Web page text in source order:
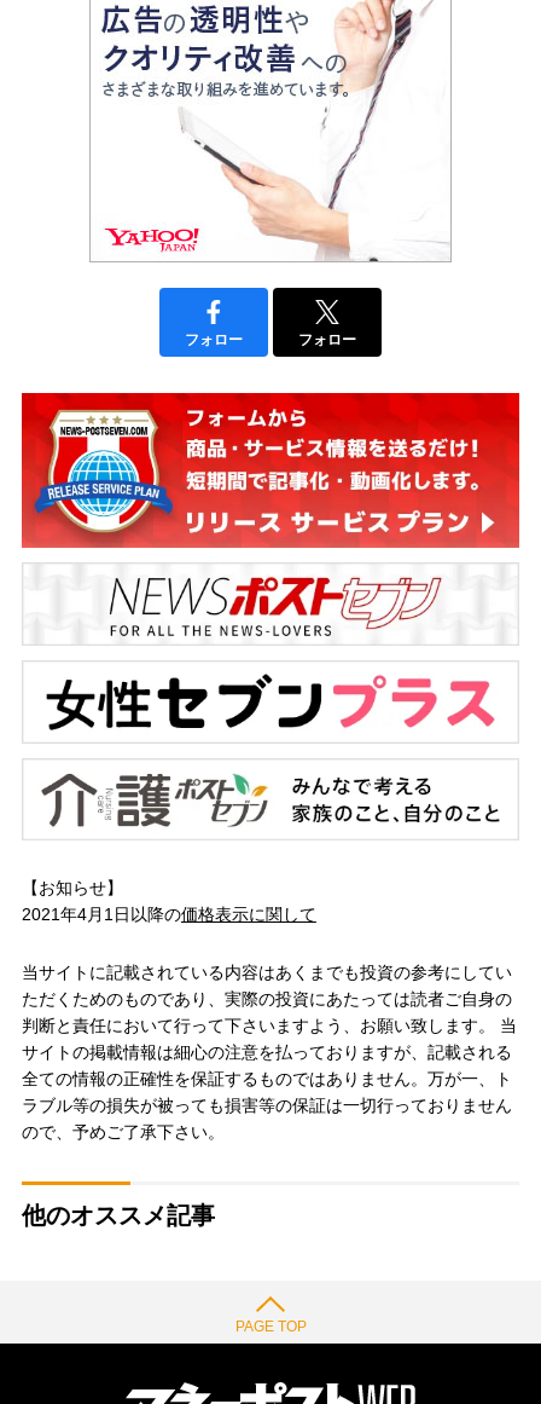
フォロー フォロー
【お知らせ】
2021年4月1日以降の価格表示に関して
当サイトに記載されている内容はあくまでも投資の参考にしてい
ただくためのものであり、実際の投資にあたっては読者ご自身の
判断と責任において行って下さいますよう、お願い致します。 当
サイトの掲載情報は細心の注意を払っておりますが、記載される
全ての情報の正確性を保証するものではありません。万が一、ト
ラブル等の損失が被っても損害等の保証は一切行っておりません
ので、予めご了承下さい。
他のオススメ記事
PAGE TOP